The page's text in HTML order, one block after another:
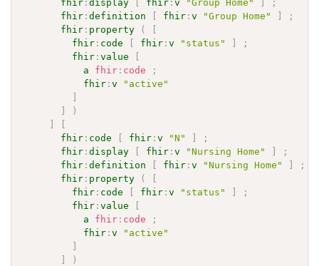
fhir :display fhir :v "Group Home"
;
fhir :definition fhir :v "Group Home"
;
fhir : property (
fhir : code fhir :v "status"
;
fhir :value
a
fhir : code
;
fhir :v
"active"
)
fhir : code fhir :v "N"
;
fhir :display fhir :v "Nursing Home"
;
fhir :definition fhir :v "Nursing Home"
;
fhir : property (
fhir : code fhir :v "status"
;
fhir :value
a
fhir : code
;
fhir :v
"active"
)